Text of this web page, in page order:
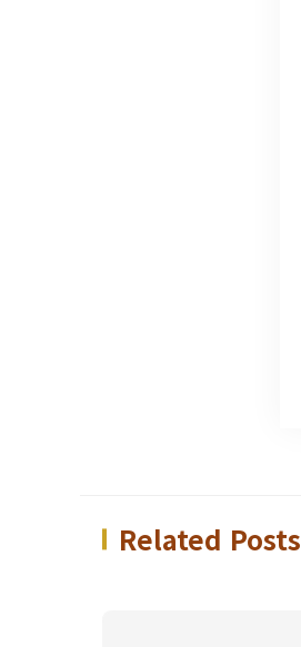
Related Posts